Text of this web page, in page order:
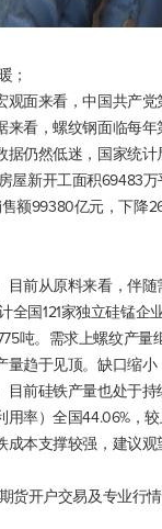
；
观面来看，中国共产
来看，螺纹钢面临每
据仍然低迷，国家统
屋新开工面积69483
额99380亿元，下降
目前从原料来看，伴
全国121家独立硅锰企
吨。需求上螺纹产
趋于见顶。缺口缩小
前硅铁产量也处于
率）全国44.06%，
本支撑较强，建议观
货开户交易及专业行